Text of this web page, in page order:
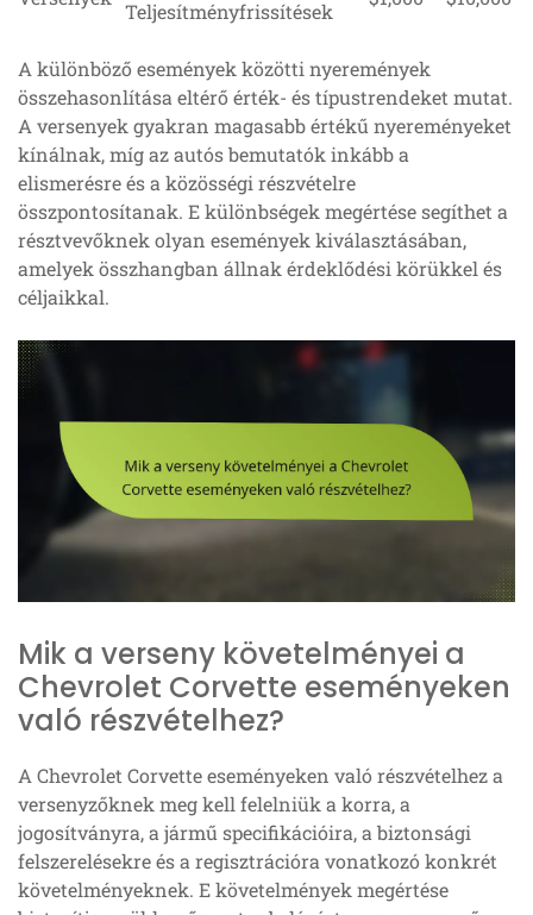
Teljesítményfrissítések
A különböző események közötti nyeremények
összehasonlítása eltérő érték- és típustrendeket mutat.
A versenyek gyakran magasabb értékű nyereményeket
kínálnak, míg az autós bemutatók inkább a
elismerésre és a közösségi részvételre
összpontosítanak. E különbségek megértése segíthet a
résztvevőknek olyan események kiválasztásában,
amelyek összhangban állnak érdeklődési körükkel és
céljaikkal.
Mik a verseny követelményei a
Chevrolet Corvette eseményeken
való részvételhez?
A Chevrolet Corvette eseményeken való részvételhez a
versenyzőknek meg kell felelniük a korra, a
jogosítványra, a jármű specifikációira, a biztonsági
felszerelésekre és a regisztrációra vonatkozó konkrét
követelményeknek. E követelmények megértése